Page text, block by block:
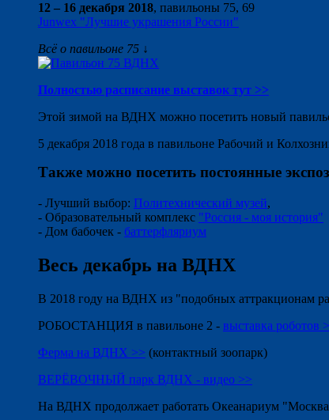
12 – 16 декабря 2018, павильоны 75, 69
Junwex "Лучшие украшения России"
Всё о павильоне 75 ↓
Полностью расписание выставок тут >>
Этой зимой на ВДНХ можно посетить новый
5 декабря 2018 года в павильоне Рабочий и
Также можно посетить постоянные
- Лучший выбор: Политехнический музей,
- Образовательный комплекс "Россия - моя история"
- Дом бабочек - баттерфляриум
Весь декабрь на ВДНХ
В 2018 году на ВДНХ из "подобных аттракционам
РОБОСТАНЦИЯ в павильоне 2 - выставка роботов
Ферма на ВДНХ >> (контактный зоопарк)
ВЕРЁВОЧНЫЙ парк ВДНХ - видео >>
На ВДНХ продолжает работать Океанариум